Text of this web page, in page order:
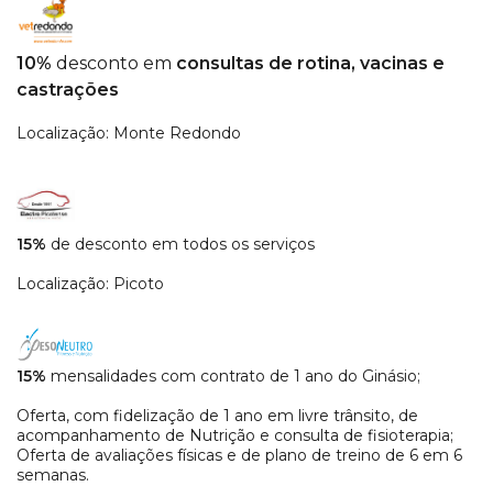
10% desconto em consultas de rotina, vacinas e
castrações
Localização: Monte Redondo
15% de desconto em todos os serviços
Localização: Picoto
15% mensalidades com contrato de 1 ano do Ginásio;
Oferta, com fidelização de 1 ano em livre trânsito, de
acompanhamento de Nutrição e consulta de fisioterapia;
Oferta de avaliações físicas e de plano de treino de 6 em 6
semanas.